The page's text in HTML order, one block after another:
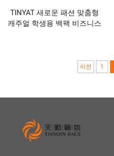
TINYAT 새로운 패션 맞춤형
캐주얼 학생용 백팩 비즈니스
이전 1